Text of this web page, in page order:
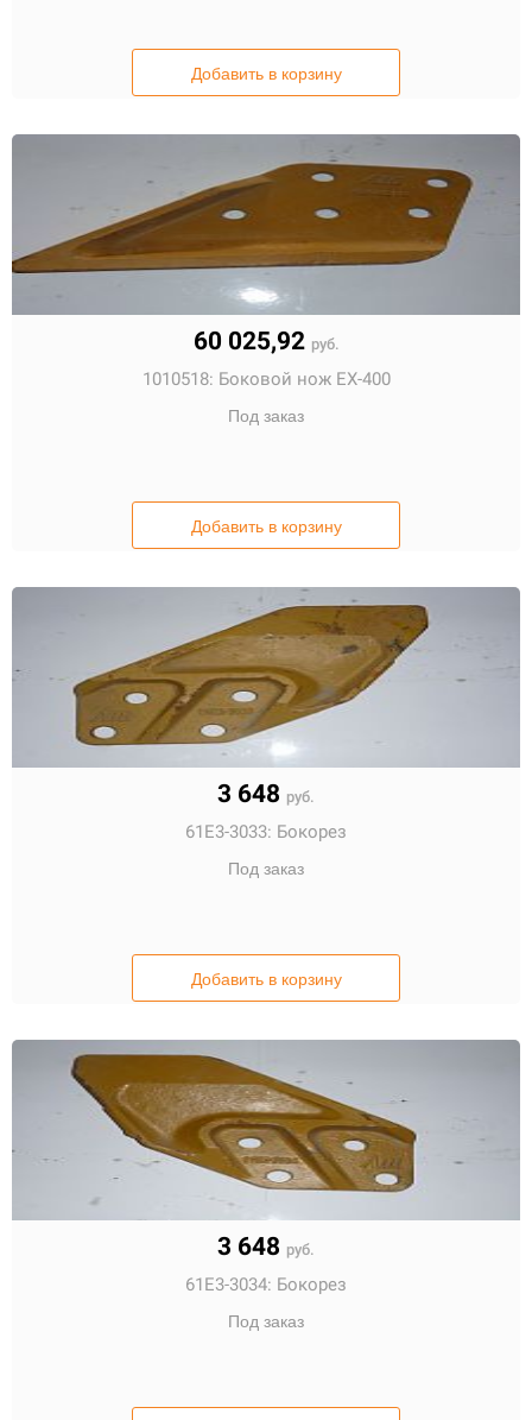
Добавить в корзину
60 025,92 руб.
1010518: Боковой нож EX-400
Под заказ
Добавить в корзину
3 648 руб.
61E3-3033: Бокорез
Под заказ
Добавить в корзину
3 648 руб.
61E3-3034: Бокорез
Под заказ